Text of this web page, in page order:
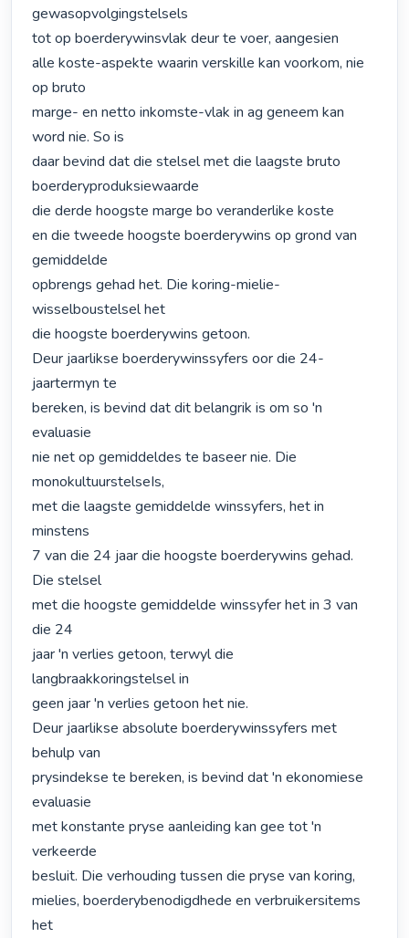
gewasopvolgingstelsels
tot op boerderywinsvlak deur te voer, aangesien
alle koste-aspekte waarin verskille kan voorkom, nie
op bruto
marge- en netto inkomste-vlak in ag geneem kan
word nie. So is
daar bevind dat die stelsel met die laagste bruto
boerderyproduksiewaarde
die derde hoogste marge bo veranderlike koste
en die tweede hoogste boerderywins op grond van
gemiddelde
opbrengs gehad het. Die koring-mielie-
wisselboustelsel het
die hoogste boerderywins getoon.
Deur jaarlikse boerderywinssyfers oor die 24-
jaartermyn te
bereken, is bevind dat dit belangrik is om so 'n
evaluasie
nie net op gemiddeldes te baseer nie. Die
monokultuurstelseIs,
met die laagste gemiddelde winssyfers, het in
minstens
7 van die 24 jaar die hoogste boerderywins gehad.
Die stelsel
met die hoogste gemiddelde winssyfer het in 3 van
die 24
jaar 'n verlies getoon, terwyl die
langbraakkoringstelsel in
geen jaar 'n verlies getoon het nie.
Deur jaarlikse absolute boerderywinssyfers met
behulp van
prysindekse te bereken, is bevind dat 'n ekonomiese
evaluasie
met konstante pryse aanleiding kan gee tot 'n
verkeerde
besluit. Die verhouding tussen die pryse van koring,
mielies, boerderybenodigdhede en verbruikersitems
het